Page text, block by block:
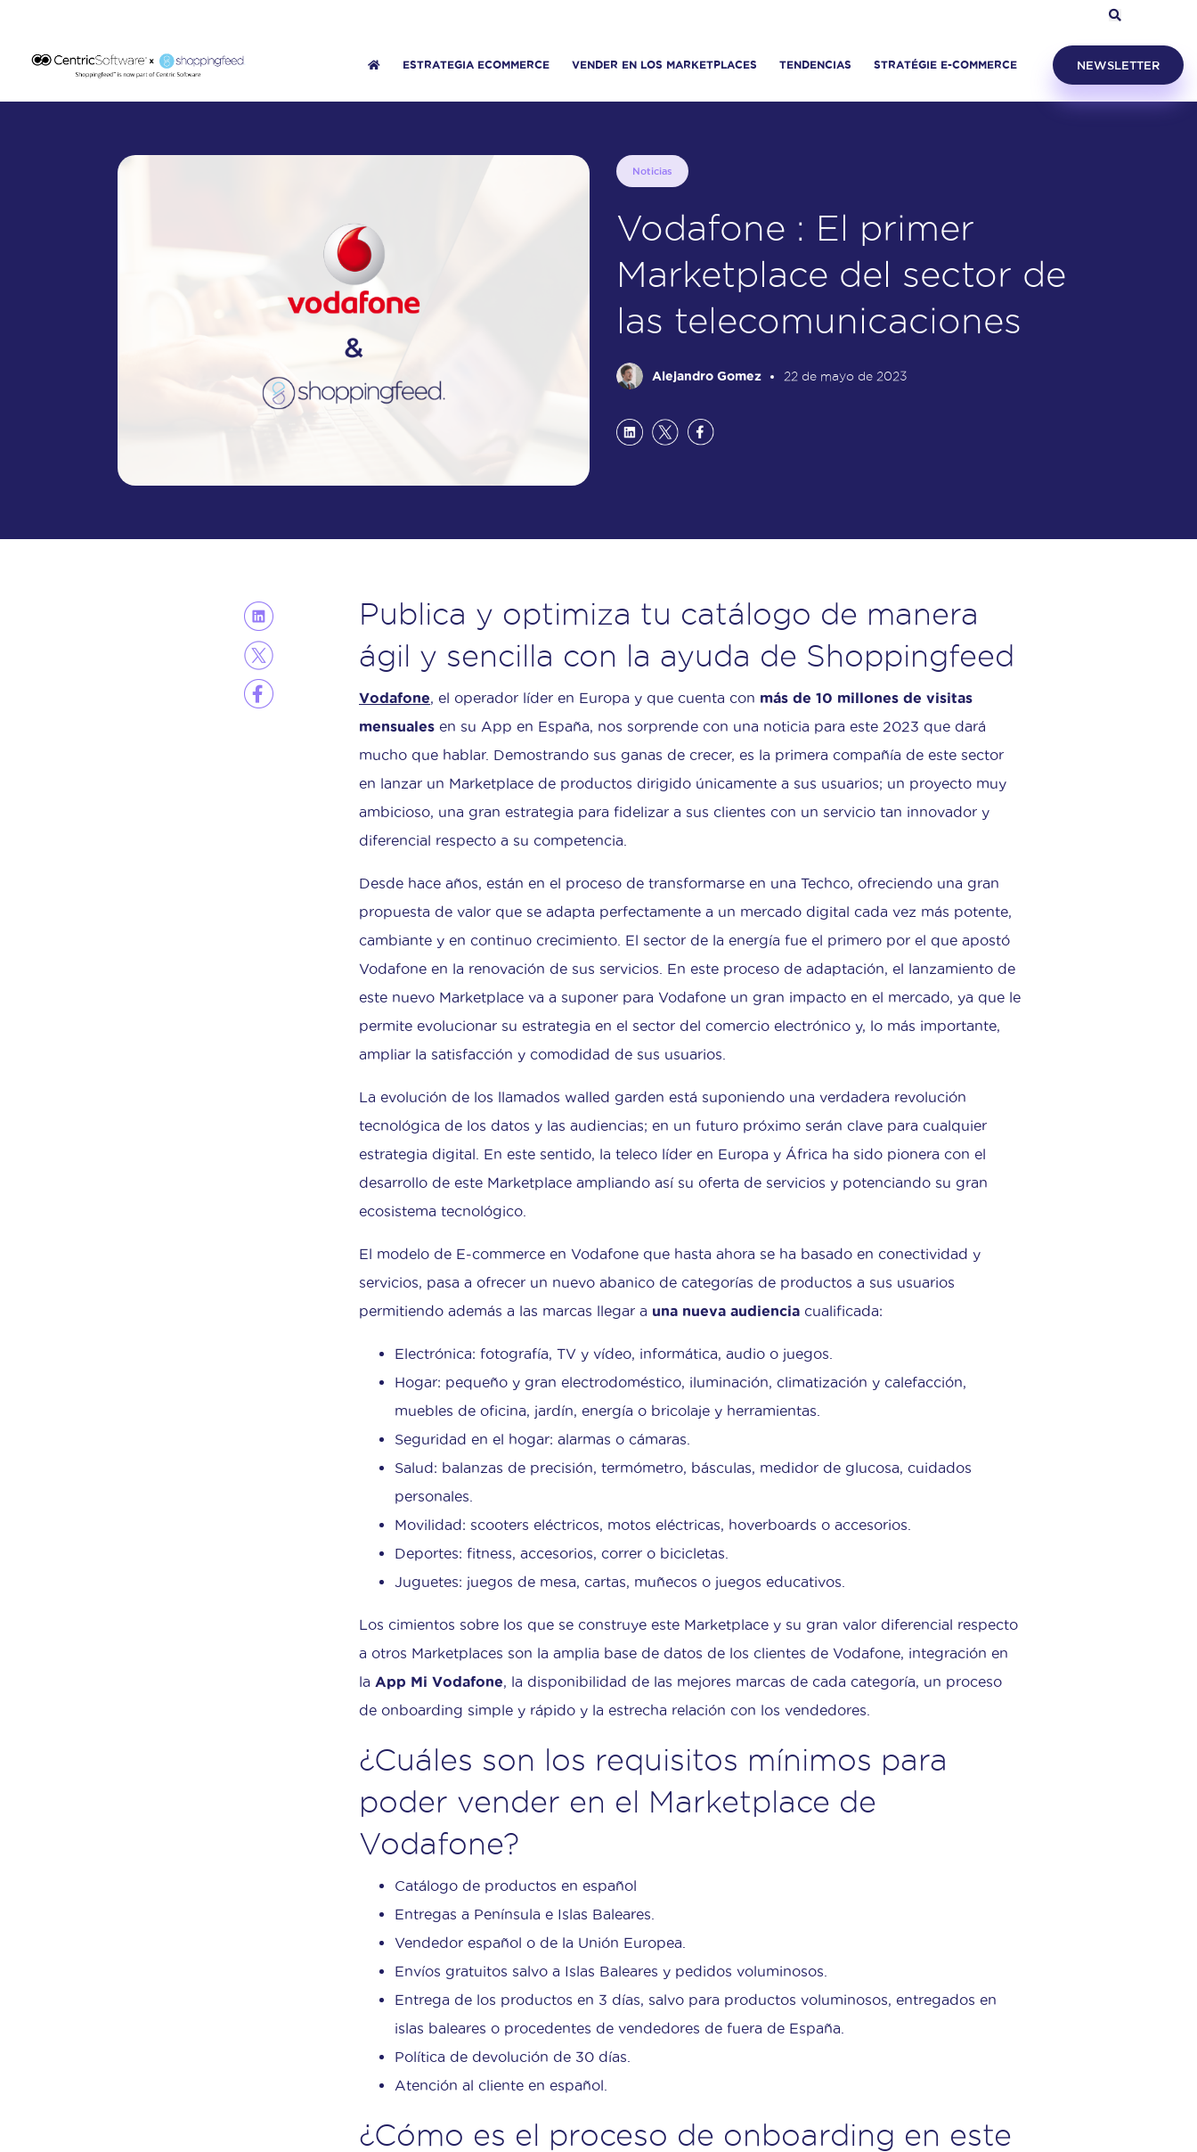
ESTRATEGIA ECOMMERCE VENDER EN LOS MARKETPLACES TENDENCIAS STRATÉGIE E-COMMERCE NEWSLETTER
Noticias
Vodafone : El primer
Marketplace del sector de
las telecomunicaciones
Alejandro Gomez 22 de mayo de 2023
Publica y optimiza tu catálogo de manera
ágil y sencilla con la ayuda de Shoppingfeed
Vodafone, el operador líder en Europa y que cuenta con más de 10 millones de visitas
mensuales en su App en España, nos sorprende con una noticia para este 2023 que dará
mucho que hablar. Demostrando sus ganas de crecer, es la primera compañía de este sector
en lanzar un Marketplace de productos dirigido únicamente a sus usuarios; un proyecto muy
ambicioso, una gran estrategia para fidelizar a sus clientes con un servicio tan innovador y
diferencial respecto a su competencia.
Desde hace años, están en el proceso de transformarse en una Techco, ofreciendo una gran
propuesta de valor que se adapta perfectamente a un mercado digital cada vez más potente,
cambiante y en continuo crecimiento. El sector de la energía fue el primero por el que apostó
Vodafone en la renovación de sus servicios. En este proceso de adaptación, el lanzamiento de
este nuevo Marketplace va a suponer para Vodafone un gran impacto en el mercado, ya que le
permite evolucionar su estrategia en el sector del comercio electrónico y, lo más importante,
ampliar la satisfacción y comodidad de sus usuarios.
La evolución de los llamados walled garden está suponiendo una verdadera revolución
tecnológica de los datos y las audiencias; en un futuro próximo serán clave para cualquier
estrategia digital. En este sentido, la teleco líder en Europa y África ha sido pionera con el
desarrollo de este Marketplace ampliando así su oferta de servicios y potenciando su gran
ecosistema tecnológico.
El modelo de E-commerce en Vodafone que hasta ahora se ha basado en conectividad y
servicios, pasa a ofrecer un nuevo abanico de categorías de productos a sus usuarios
permitiendo además a las marcas llegar a una nueva audiencia cualificada:
Electrónica: fotografía, TV y vídeo, informática, audio o juegos.
Hogar: pequeño y gran electrodoméstico, iluminación, climatización y calefacción,
muebles de oficina, jardín, energía o bricolaje y herramientas.
Seguridad en el hogar: alarmas o cámaras.
Salud: balanzas de precisión, termómetro, básculas, medidor de glucosa, cuidados
personales.
Movilidad: scooters eléctricos, motos eléctricas, hoverboards o accesorios.
Deportes: fitness, accesorios, correr o bicicletas.
Juguetes: juegos de mesa, cartas, muñecos o juegos educativos.
Los cimientos sobre los que se construye este Marketplace y su gran valor diferencial respecto
a otros Marketplaces son la amplia base de datos de los clientes de Vodafone, integración en
la App Mi Vodafone, la disponibilidad de las mejores marcas de cada categoría, un proceso
de onboarding simple y rápido y la estrecha relación con los vendedores.
¿Cuáles son los requisitos mínimos para
poder vender en el Marketplace de
Vodafone?
Catálogo de productos en español
Entregas a Península e Islas Baleares.
Vendedor español o de la Unión Europea.
Envíos gratuitos salvo a Islas Baleares y pedidos voluminosos.
Entrega de los productos en 3 días, salvo para productos voluminosos, entregados en
islas baleares o procedentes de vendedores de fuera de España.
Política de devolución de 30 días.
Atención al cliente en español.
¿Cómo es el proceso de onboarding en este